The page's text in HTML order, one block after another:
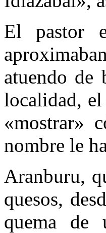
El pastor
atuendo de
localidad,
«mostrar»
nombre le
Aranburu,
quesos,
quema de